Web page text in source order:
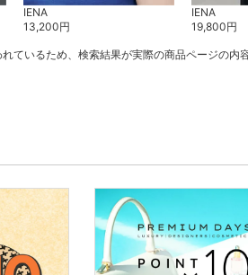
IENA
13,200円
IENA
19,800円
ているため、検索結果が実際の商品ページの